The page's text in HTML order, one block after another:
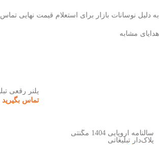
به دلیل نوسانات بازار برای استعلام قیمت نهایی تماس
هدایای مشابه
سالنامه اروپایی 1404 مگنتی
پلاک‌دار تبلیغاتی
پلنر رقعی
تماس بگیرید